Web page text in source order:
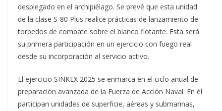
desplegado en el archipiélago. Se prevé que esta unidad
de la clase S-80 Plus realice prácticas de lanzamiento de
torpedos de combate sobre el blanco flotante. Esta será
su primera participación en un ejercicio con fuego real
desde su incorporación al servicio activo.
El ejercicio SINKEX 2025 se enmarca en el ciclo anual de
preparación avanzada de la Fuerza de Acción Naval. En él
participan unidades de superficie, aéreas y submarinas,